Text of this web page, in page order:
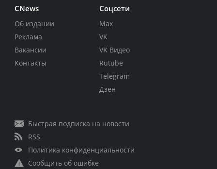
CNews
Об издании
Реклама
Вакансии
Контакты
Соцсети
Max
VK
VK Видео
Rutube
Telegram
Дзен
Быстрая подписка на новости
RSS
Политика конфиденциальности
Сообщить об ошибке